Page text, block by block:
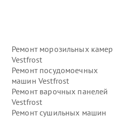
Ремонт морозильных камер
Vestfrost
Ремонт посудомоечных
машин Vestfrost
Ремонт варочных панелей
Vestfrost
Ремонт сушильных машин